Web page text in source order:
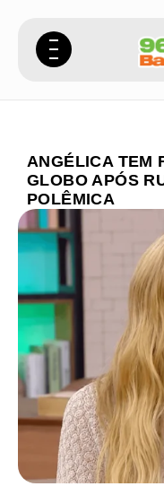
ANGÉLICA TEM
GLOBO APÓS
POLÊMICA